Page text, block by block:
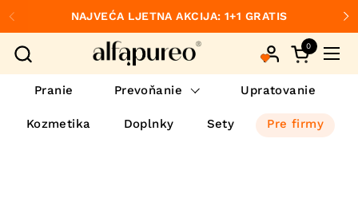
Preskočiť na obsah
Predchádzajúce
NAJVEĆA LJETNA AKCIJA: 1+1 GRATIS
Otvorte
0
Pranie Prevoňanie Upratovanie
Kozmetika Doplnky Sety Pre firmy